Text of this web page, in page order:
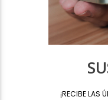
¡RECIBE LAS